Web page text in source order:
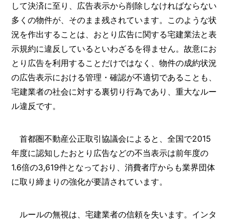
して決済に至り、広告表示から削除しなければならない
多くの物件が、そのまま残されています。このような状
況を作出することは、おとり広告に関する宅建業法と表
示規約に違反しているといわざるを得ません。故意にお
とり広告を利用することだけではなく、物件の成約状況
の広告表示における管理・確認が不適切であることも、
宅建業者の社会に対する裏切り行為であり、重大なルー
ル違反です。
首都圏不動産公正取引協議会によると、全国で2015
年度に認知したおとり広告などの不当表示は前年度の
1.6倍の3,619件となっており、消費者庁からも業界団体
に取り締まりの強化が要請されています。
ルールの無視は、宅建業者の信頼を失います。インタ